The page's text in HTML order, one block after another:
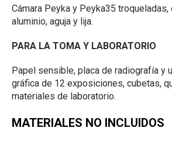
Cámara Peyka y Peyka35
aluminio, aguja y lija.
PARA LA TOMA Y LABORATORIO
Papel sensible, placa de radiografía y
gráfica de 12 exposiciones, cubetas,
materiales de laboratorio.
MATERIALES NO INCLUIDOS